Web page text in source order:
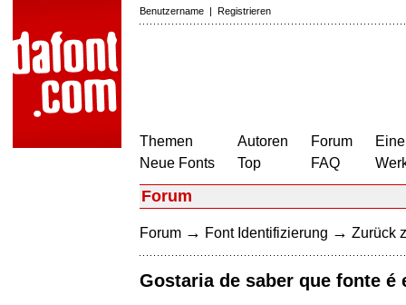
Benutzername | Registrieren
Themen
Neue Fonts
Autoren
Top
Forum
FAQ
Forum
Forum → Font Identifizierung → Zurück
Gostaria de saber que fonte é